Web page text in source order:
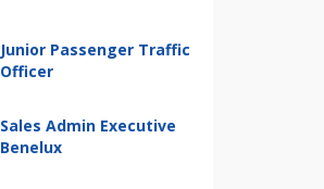
Junior Passenger Traffic
Officer
Sales Admin Executive
Benelux